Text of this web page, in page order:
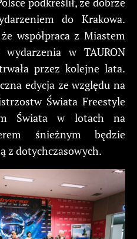
do Krakowa.
współpraca z Miastem
w TAURON
przez kolejne lata.
edycja ze względu na
Świata Freestyle
Świata w lotach na
śnieżnym będzie
z dotychczasowych.